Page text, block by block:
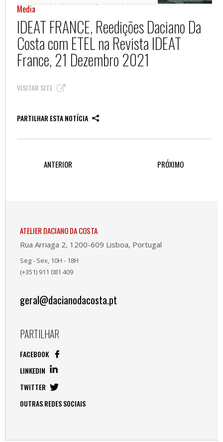
Media
IDEAT FRANCE, Reedições Daciano Da
Costa com ETEL na Revista IDEAT
France, 21 Dezembro 2021
VISITAR SITE
PARTILHAR ESTA NOTÍCIA
ANTERIOR PRÓXIMO
ATELIER DACIANO DA COSTA
Rua Arriaga 2, 1200-609 Lisboa, Portugal
Seg - Sex, 10H - 18H
(+351) 911 081 409
geral@dacianodacosta.pt
PARTILHAR
FACEBOOK
LINKEDIN
TWITTER
OUTRAS REDES SOCIAIS